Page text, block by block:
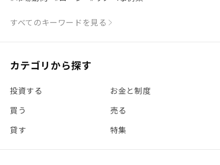
#シミュレーション #まちの住みやすさ発見！
#REIT
#新型コロナ #ETF #固定資産税
#団体信用生命保険
#贈与税 #災害に備える
#書類
#リノシーチャンネル
すべてのキーワードを見る
カテゴリから探す
投資する
お金と制度
買う
売る
貸す
特集